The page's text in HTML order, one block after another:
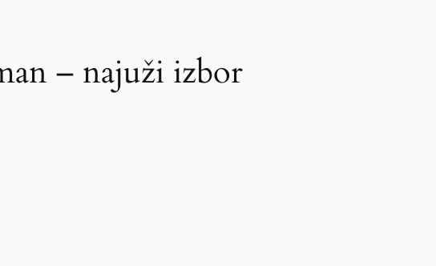
– najuži izbor